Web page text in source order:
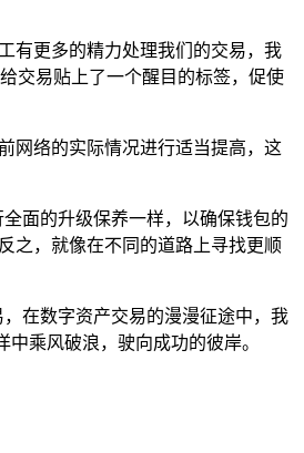
有更多的精力处理我们的交易，我
交易贴上了一个醒目的标签，促使
网络的实际情况进行适当提高，这
面的升级保养一样，以确保钱包的
之，就像在不同的道路上寻找更顺
在数字资产交易的漫漫征途中，我
乘风破浪，驶向成功的彼岸。